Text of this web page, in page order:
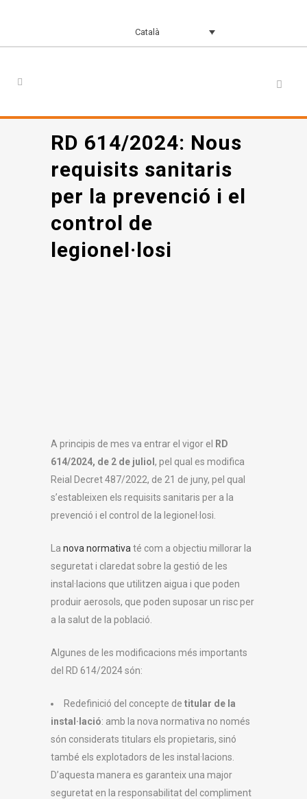
Català
RD 614/2024: Nous
requisits sanitaris
per la prevenció i el
control de
legionel·losi
A principis de mes va entrar el vigor el
RD
614/2024, de 2 de juliol , pel qual es modifica
Reial Decret 487/2022, de 21 de juny, pel qual
s’estableixen els requisits sanitaris per a la
prevenció i el control de la legionel·losi.
La nova normativa té com a objectiu millorar la
seguretat i claredat sobre la gestió de les
instal·lacions que utilitzen aigua i que poden
produir aerosols, que poden suposar un risc per
a la salut de la població.
Algunes de les modificacions més importants
del RD 614/2024 són:
Redefinició del concepte de titular de la
instal·lació: amb la nova normativa no només
són considerats titulars els propietaris, sinó
també els explotadors de les instal·lacions.
D’aquesta manera es garanteix una major
seguretat en la responsabilitat del compliment